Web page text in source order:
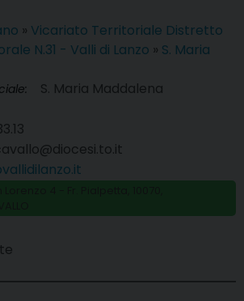
» Vicariato Territoriale Distretto
N.31 - Valli di Lanzo » S. Maria
S. Maria Maddalena